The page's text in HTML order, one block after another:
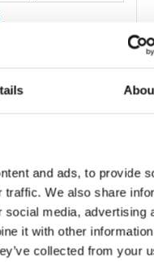
and ads, to provide
We also share
media, advertising
it with other
collected from your